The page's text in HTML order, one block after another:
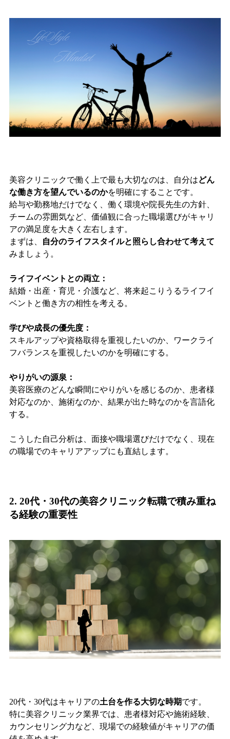
美容クリニックで働く上で最も大切なのは、自分はどん
な働き方を望んでいるのかを明確にすることです。
給与や勤務地だけでなく、働く環境や院長先生の方針、
チームの雰囲気など、価値観に合った職場選びがキャリ
アの満足度を大きく左右します。
まずは、
自分のライフスタイルと照らし合わせて考えて
みましょう。
ライフイベントとの両立：
結婚・出産・育児・介護など、将来起こりうるライフイ
ベントと働き方の相性を考える。
学びや成長の優先度：
スキルアップや資格取得を重視したいのか、ワークライ
フバランスを重視したいのかを明確にする。
やりがいの源泉：
美容医療のどんな瞬間にやりがいを感じるのか、患者様
対応なのか、施術なのか、結果が出た時なのかを言語化
する。
こうした自己分析は、面接や職場選びだけでなく、現在
の職場でのキャリアアップにも直結します。
2. 20代・30代の美容クリニック転職で積み重ね
る経験の重要性
20代・30代はキャリアの土台を作る大切な時期です。
特に美容クリニック業界では、患者様対応や施術経験、
カウンセリング力など、現場での経験値がキャリアの価